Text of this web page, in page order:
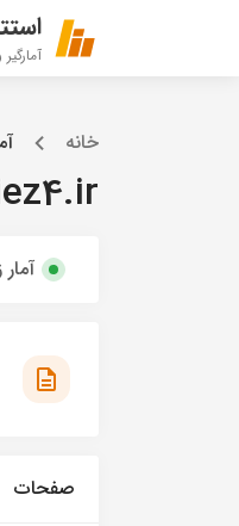
خانه
صفحات